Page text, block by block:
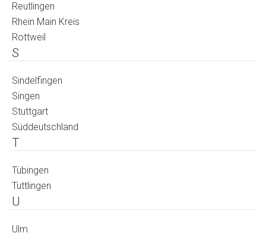
Reutlingen
Rhein Main Kreis
Rottweil
S
Sindelfingen
Singen
Stuttgart
Süddeutschland
T
Tübingen
Tuttlingen
U
Ulm